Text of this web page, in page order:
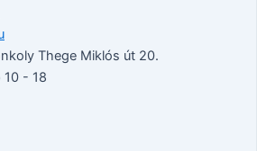
Thege Miklós út 20.
- 18